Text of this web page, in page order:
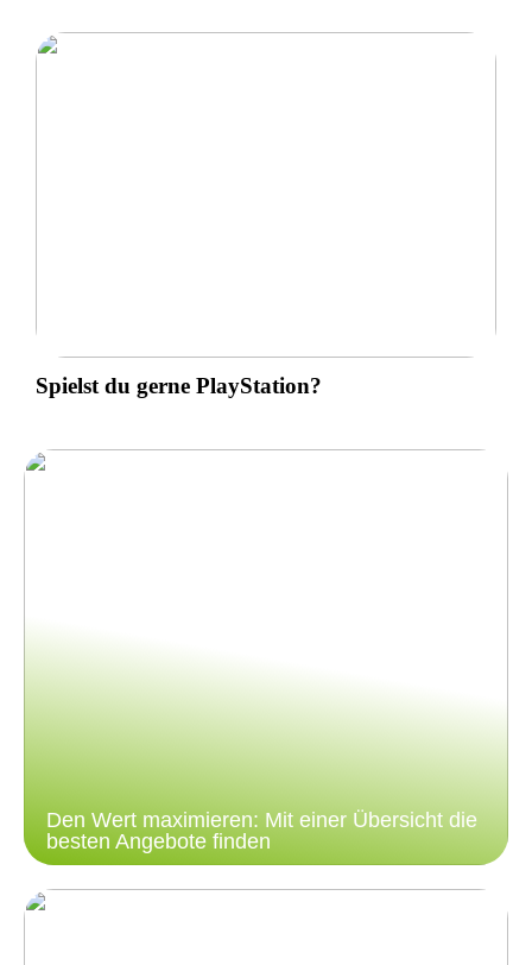
Spielst du gerne PlayStation?
Den Wert maximieren: Mit einer Übersicht die
besten Angebote finden